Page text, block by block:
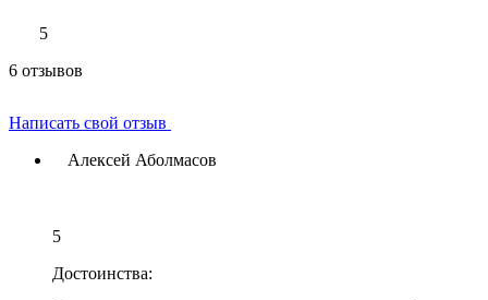
5
6 отзывов
Написать свой отзыв
Алексей Аболмасов
5
Достоинства: